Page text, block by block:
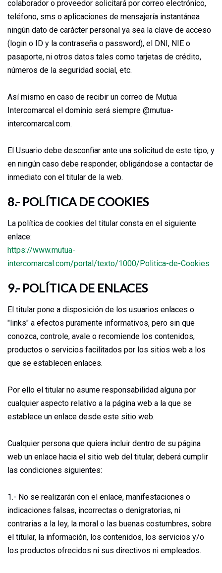
colaborador o proveedor solicitará por correo electrónico,
teléfono, sms o aplicaciones de mensajería instantánea
ningún dato de carácter personal ya sea la clave de acceso
(login o ID y la contraseña o password), el DNI, NIE o
pasaporte, ni otros datos tales como tarjetas de crédito,
números de la seguridad social, etc.
Así mismo en caso de recibir un correo de Mutua
Intercomarcal el dominio será siempre @mutua-
intercomarcal.com.
El Usuario debe desconfiar ante una solicitud de este tipo, y
en ningún caso debe responder, obligándose a contactar de
inmediato con el titular de la web.
8.- POLÍTICA DE COOKIES
La política de cookies del titular consta en el siguiente
enlace:
https://www.mutua-
intercomarcal.com/portal/texto/1000/Politica-de-Cookies
9.- POLÍTICA DE ENLACES
El titular pone a disposición de los usuarios enlaces o
"links" a efectos puramente informativos, pero sin que
conozca, controle, avale o recomiende los contenidos,
productos o servicios facilitados por los sitios web a los
que se establecen enlaces.
Por ello el titular no asume responsabilidad alguna por
cualquier aspecto relativo a la página web a la que se
establece un enlace desde este sitio web.
Cualquier persona que quiera incluir dentro de su página
web un enlace hacia el sitio web del titular, deberá cumplir
las condiciones siguientes:
1.- No se realizarán con el enlace, manifestaciones o
indicaciones falsas, incorrectas o denigratorias, ni
contrarias a la ley, la moral o las buenas costumbres, sobre
el titular, la información, los contenidos, los servicios y/o
los productos ofrecidos ni sus directivos ni empleados.